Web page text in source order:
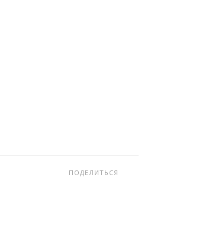
ПОДЕЛИТЬСЯ